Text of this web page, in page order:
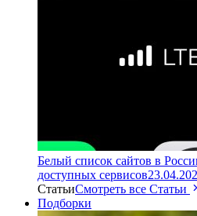
Белый список сайтов в
доступных сервисов
СтатьиСмотреть все Статьи
Подборки